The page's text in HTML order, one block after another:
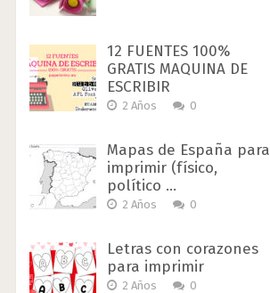
12 FUENTES 100%
GRATIS MAQUINA DE
ESCRIBIR
2 Años 0
Mapas de España para
imprimir (físico,
político …
2 Años 0
Letras con corazones
para imprimir
2 Años 0